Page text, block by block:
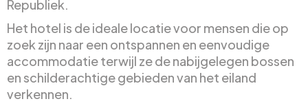
Republiek.
Het hotel is de ideale locatie voor mensen die op
zoek zijn naar een ontspannen en eenvoudige
accommodatie terwijl ze de nabijgelegen bossen
en schilderachtige gebieden van het eiland
verkennen.